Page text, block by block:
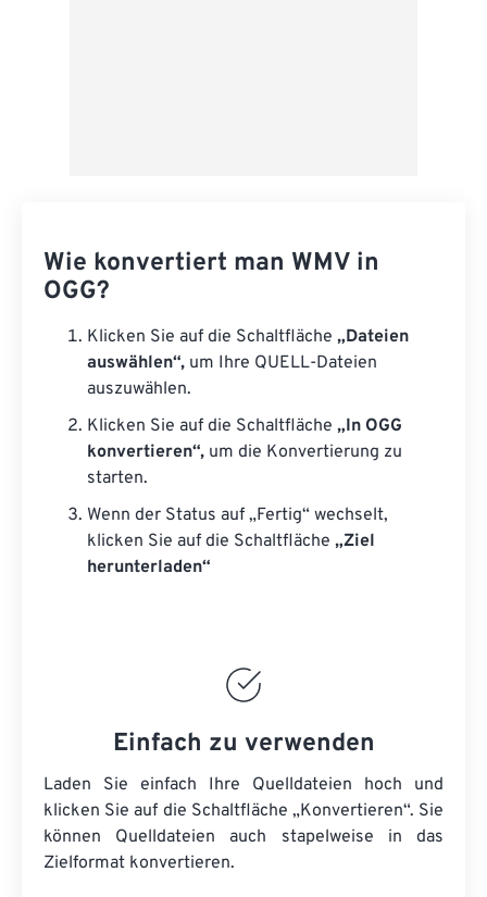
Wie konvertiert man WMV in
OGG?
Klicken Sie auf die Schaltfläche „Dateien
auswählen“, um Ihre QUELL-Dateien
auszuwählen.
Klicken Sie auf die Schaltfläche „In OGG
konvertieren“, um die Konvertierung zu
starten.
Wenn der Status auf „Fertig“ wechselt,
klicken Sie auf die Schaltfläche „Ziel
herunterladen“
Einfach zu verwenden
Laden Sie einfach Ihre Quelldateien hoch und
klicken Sie auf die Schaltfläche „Konvertieren“. Sie
können Quelldateien auch stapelweise in das
Zielformat konvertieren.